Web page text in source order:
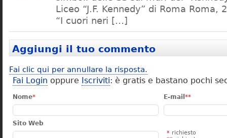
Liceo “J.F. Kennedy” di Roma Roma,
“I cuori neri […]
Aggiungi il tuo commento
Fai clic qui per annullare la risposta.
Fai Login oppure Iscriviti: è gratis e bastano pochi
Nome* E-mail **
Sito Web
* richiesto